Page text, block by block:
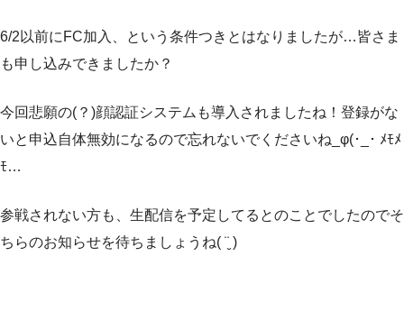
6/2以前にFC加入、という条件つきとはなりましたが…皆さま
も申し込みできましたか？
今回悲願の(？)顔認証システムも導入されましたね！登録がな
いと申込自体無効になるので忘れないでくださいね_φ(･_･ ﾒﾓﾒ
ﾓ…
参戦されない方も、生配信を予定してるとのことでしたのでそ
ちらのお知らせを待ちましょうね( ¨̮ )